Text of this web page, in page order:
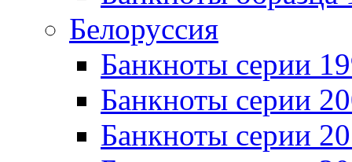
Белоруссия
Банкноты серии
Банкноты серии
Банкноты серии